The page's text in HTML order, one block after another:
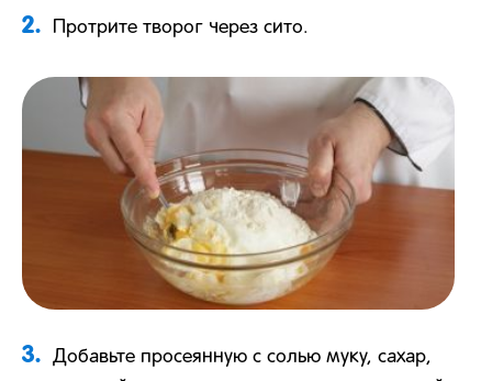
2. Протрите творог через сито.
3.
Добавьте просеянную с солью муку, сахар,